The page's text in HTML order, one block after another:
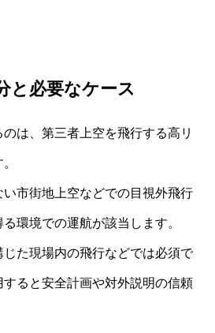
と必要なケース
は、第三者上空を飛行する高リ
市街地上空などでの目視外飛行
環境での運航が該当します。
た現場内の飛行などでは必須で
ると安全計画や対外説明の信頼